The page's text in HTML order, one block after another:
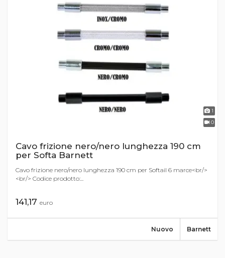
1
0
Cavo frizione nero/nero lunghezza 190 cm
per Softa Barnett
Cavo frizione nero/nero lunghezza 190 cm per Softail 6 marce<br/>
<br/> Codice prodotto:...
141,17 euro
Barnett
Nuovo